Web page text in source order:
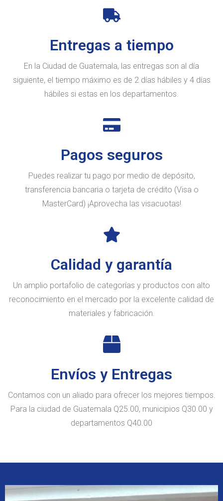
Entregas a tiempo
En la Ciudad de Guatemala, las entregas son al día
siguiente, el tiempo máximo es de 2 días hábiles y 4 días
hábiles si estas en los departamentos.
Pagos seguros
Puedes realizar tu pago por medio de depósito,
transferencia bancaria o tarjeta de crédito (Visa o
MasterCard) ¡Aprovecha las visacuotas!
Calidad y garantía
Un amplio portafolio de categorías y productos con alto
reconocimiento en el mercado por la excelente calidad de
materiales y fabricación.
Envíos y Entregas
Contamos con un aliado para ofrecer los mejores tiempos.
Para la ciudad de Guatemala Q25.00, municipios Q30.00 y
departamentos Q40.00